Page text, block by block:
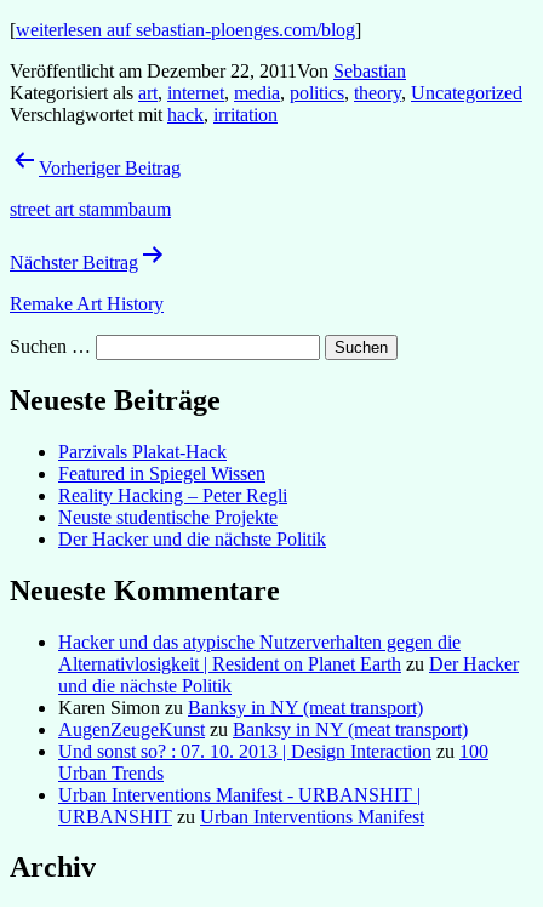
[weiterlesen auf sebastian-ploenges.com/blog]
Veröffentlicht am Dezember 22, 2011Von Sebastian
Kategorisiert als art, internet, media, politics, theory, Uncategorized
Verschlagwortet mit hack, irritation
Beitragsnavigation
Vorheriger Beitrag
street art stammbaum
Nächster Beitrag
Remake Art History
Suchen …
Neueste Beiträge
Parzivals Plakat-Hack
Featured in Spiegel Wissen
Reality Hacking – Peter Regli
Neuste studentische Projekte
Der Hacker und die nächste Politik
Neueste Kommentare
Hacker und das atypische Nutzerverhalten gegen die
Alternativlosigkeit | Resident on Planet Earth zu Der Hacker
und die nächste Politik
Karen Simon zu Banksy in NY (meat transport)
AugenZeugeKunst zu Banksy in NY (meat transport)
Und sonst so? : 07. 10. 2013 | Design Interaction zu 100
Urban Trends
Urban Interventions Manifest - URBANSHIT |
URBANSHIT zu Urban Interventions Manifest
Archiv